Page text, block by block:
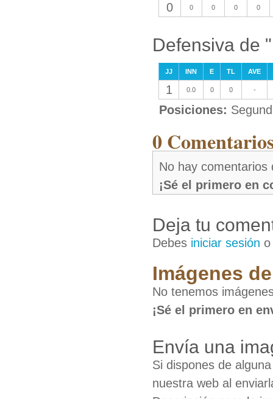
0 0 0 0 0
Defensiva de
JJ INN E TL AVE
1 0.0 0 0 -
Posiciones:
0
No hay comentarios
¡Sé el primero en
Deja tu
Debes iniciar sesión
Imágenes
No tenemos
¡Sé el primero en
Envía una
Si dispones de
nuestra web al